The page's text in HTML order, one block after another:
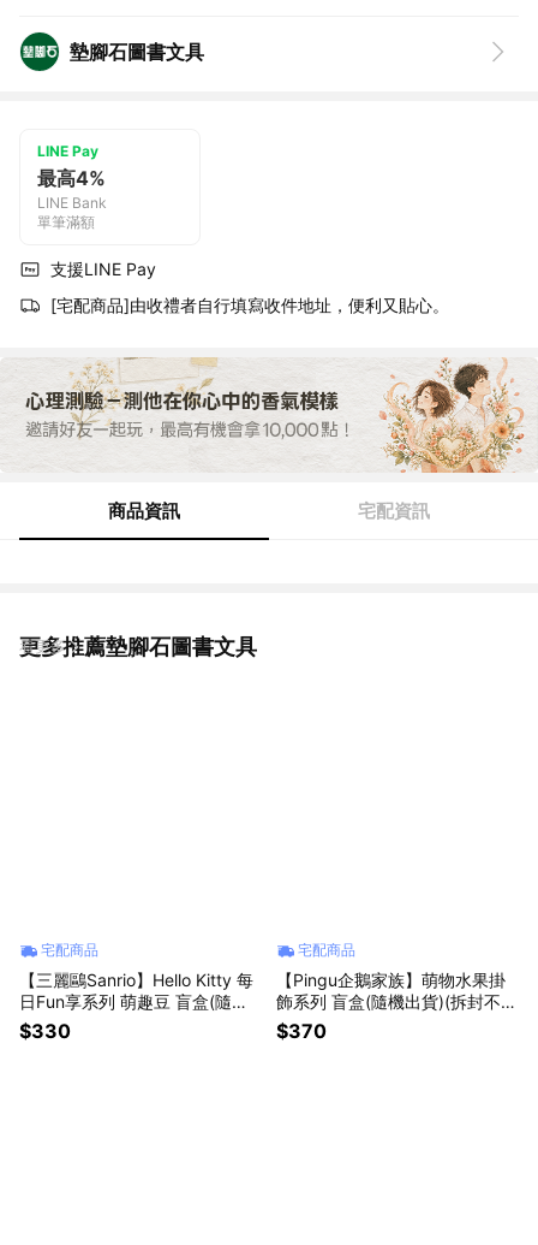
墊腳石圖書文具
LINE Pay
最高4%
LINE Bank
單筆滿額
支援LINE Pay
[宅配商品]由收禮者自行填寫收件地址，便利又貼心。
商品資訊 宅配資訊
更多推薦墊腳石圖書文具
看更多
宅配商品
【三麗鷗Sanrio】Hello Kitty 每
日Fun享系列 萌趣豆 盲盒(隨機
出貨)(拆封不退)【墊腳石】凱蒂
貓
$330
宅配商品
【Pingu企鵝家族】萌物水果掛
飾系列 盲盒(隨機出貨)(拆封不
退)【墊腳石】盒玩 絨毛娃娃玩
偶 鑰匙圈
$370